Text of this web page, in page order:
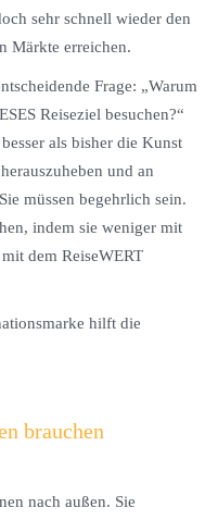
sehr schnell wieder den
Märkte erreichen.
Frage: „Warum
Reiseziel besuchen?“
als bisher die Kunst
und an
müssen begehrlich sein.
indem sie weniger mit
dem ReiseWERT
hilft die
brauchen
nach außen. Sie